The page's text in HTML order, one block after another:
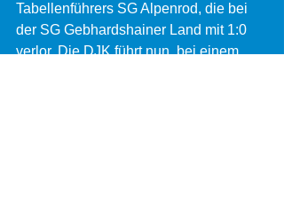
Tabellenführers SG Alpenrod, die bei
der SG Gebhardshainer Land mit 1:0
verlor. Die DJK führt nun, bei einem